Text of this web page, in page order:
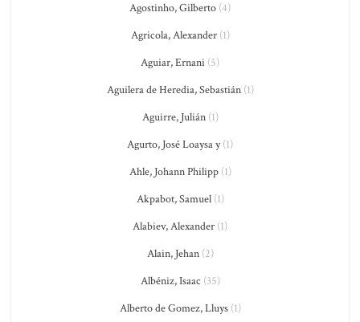
Agostinho, Gilberto (4)
Agricola, Alexander(1)
Aguiar, Ernani (5)
Aguilera de Heredia, Sebastián(1)
Aguirre, Julián(1)
Agurto, José Loaysa y(1)
Ahle, Johann Philipp(1)
Akpabot, Samuel(1)
Alabiev, Alexander (1)
Alain, Jehan(2)
Albéniz, Isaac (35)
Alberto de Gomez, Lluys(1)